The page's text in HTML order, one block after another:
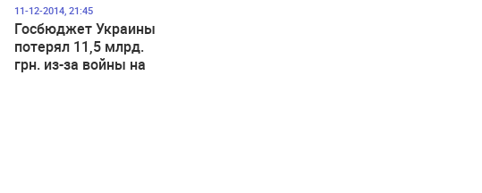
11-12-2014, 21:45
Госбюджет Украины
потерял 11,5 млрд.
грн. из-за войны на